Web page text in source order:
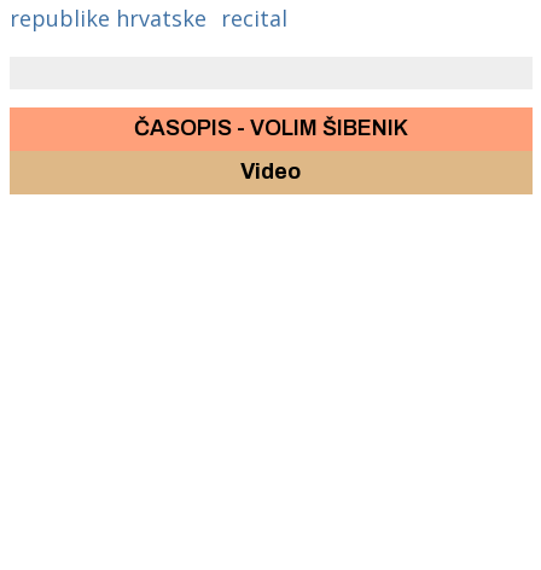
republike hrvatske
recital
ČASOPIS - VOLIM ŠIBENIK
Video